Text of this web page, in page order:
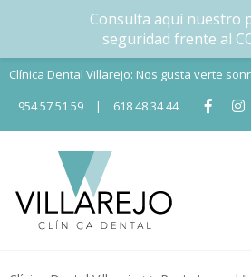
Skip
content
Clínica Dental Villarejo: Nos gusta verte
954 57 51 59
| 618 48 34 44
Consulta aquí nuestro
seguridad frente al